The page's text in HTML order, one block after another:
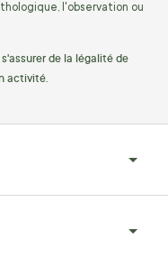
l'observation ou
de la légalité de
activité.